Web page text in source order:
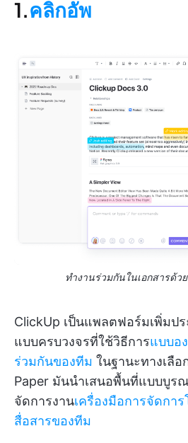
1.คลิกอัพ
ทำงานร่วมกันในเอกสารด้ว
ClickUp เป็นแพลตฟอร์มเพิ่มป
แบบครบวงจรที่ใช้วิธีการแบบอ
ร่วมกันของทีม ในฐานะทางเลื
Paper มันนำเสนอพื้นที่แบบบูร
จัดการงานเครื่องมือการจัดการ
สื่อสารของทีม